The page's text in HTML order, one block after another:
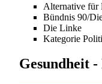
Alternative für
Bündnis 90/
Die Linke
Kategorie
Gesundheit